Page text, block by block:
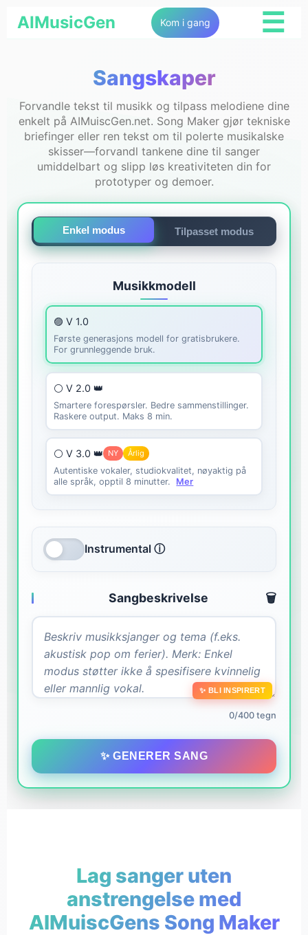
AIMusicGen Kom i gang ☰
Sangskaper
Forvandle tekst til musikk og tilpass melodiene dine
enkelt på AIMuiscGen.net. Song Maker gjør tekniske
briefinger eller ren tekst om til polerte musikalske
skisser—forvandl tankene dine til sanger
umiddelbart og slipp løs kreativiteten din for
prototyper og demoer.
Enkel modus Tilpasset modus
Musikkmodell
🟣 V 1.0
Første generasjons modell for gratisbrukere.
For grunnleggende bruk.
⚪ V 2.0 👑
Smartere forespørsler. Bedre sammenstillinger.
Raskere output. Maks 8 min.
⚪ V 3.0 👑 NY Årlig
Autentiske vokaler, studiokvalitet, nøyaktig på
alle språk, opptil 8 minutter.
Mer
Instrumental ⓘ
Sangbeskrivelse 🗑️
✨ BLI INSPIRERT
0/400 tegn
✨ GENERER SANG
Lag sanger uten
anstrengelse med
AIMuiscGens Song Maker